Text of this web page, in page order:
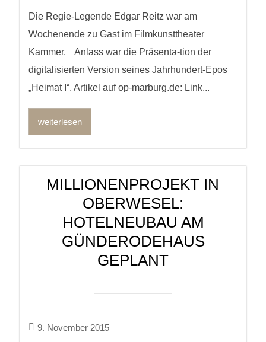
Die Regie-Legende Edgar Reitz war am
Wochenende zu Gast im Filmkunsttheater
Kammer. Anlass war die Präsenta-tion der
digitalisierten Version seines Jahrhundert-Epos
„Heimat I“. Artikel auf op-marburg.de: Link...
weiterlesen
MILLIONENPROJEKT IN
OBERWESEL:
HOTELNEUBAU AM
GÜNDERODEHAUS
GEPLANT
9. November 2015